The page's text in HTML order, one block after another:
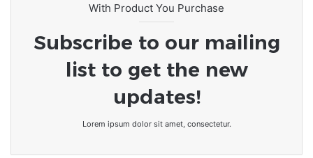
With Product You Purchase
Subscribe to our mailing
list to get the new
updates!
Lorem ipsum dolor sit amet, consectetur.